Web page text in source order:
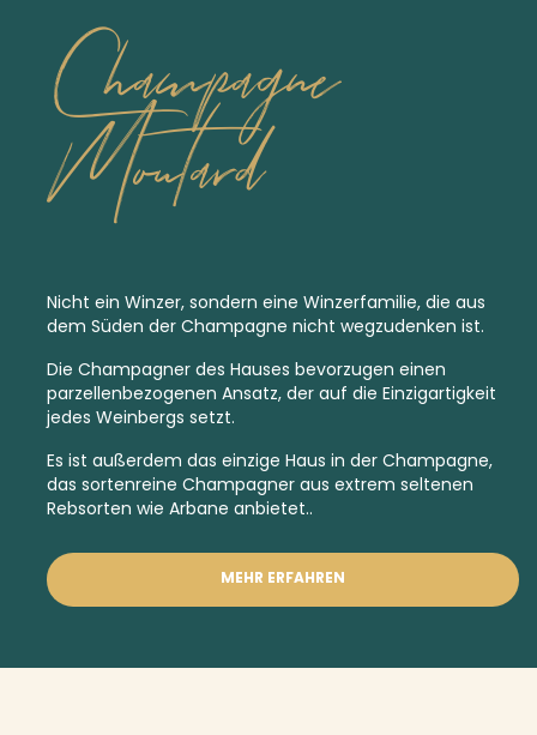
Champagne
Moutard
Nicht ein Winzer, sondern eine Winzerfamilie, die aus
dem Süden der Champagne nicht wegzudenken ist.
Die Champagner des Hauses bevorzugen einen
parzellenbezogenen Ansatz, der auf die Einzigartigkeit
jedes Weinbergs setzt.
Es ist außerdem das einzige Haus in der Champagne,
das sortenreine Champagner aus extrem seltenen
Rebsorten wie Arbane anbietet..
MEHR ERFAHREN